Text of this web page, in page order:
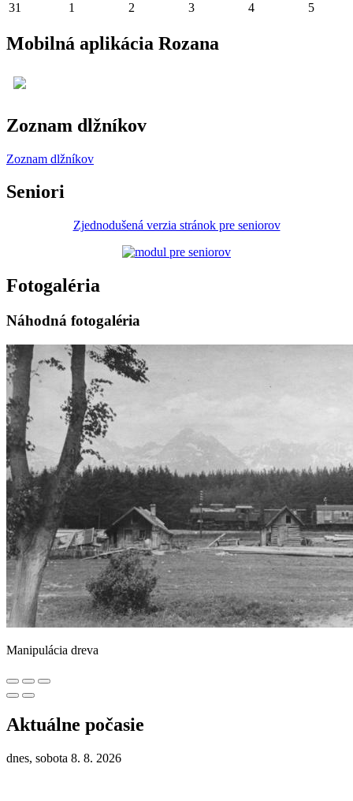
31 1 2 3 4 5
Mobilná aplikácia Rozana
Zoznam dlžníkov
Zoznam dlžníkov
Seniori
Zjednodušená verzia stránok pre seniorov
Fotogaléria
Náhodná fotogaléria
Manipulácia dreva
Aktuálne počasie
dnes, sobota 8. 8. 2026